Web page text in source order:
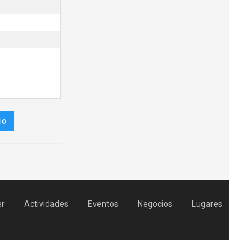
Actividades Eventos Negocios Lugares